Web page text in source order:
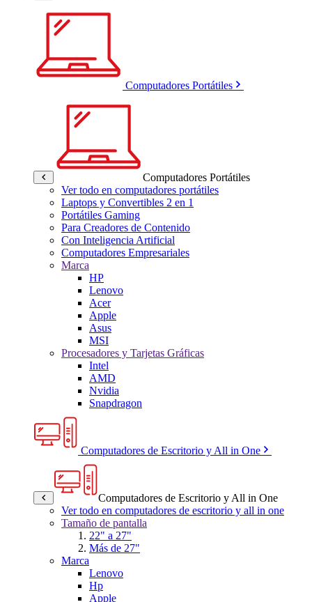
Computadores Portátiles
Computadores Portátiles
Ver todo en computadores portátiles
Laptops y Convertibles 2 en 1
Portátiles Gaming
Para Creadores de Contenido
Con Inteligencia Artificial
Computadores Empresariales
Marca
HP
Lenovo
Acer
Apple
Asus
MSI
Procesadores y Tarjetas Gráficas
Intel
AMD
Nvidia
Snapdragon
Computadores de Escritorio y All in One
Computadores de Escritorio y All in One
Ver todo en computadores de escritorio y all in one
Tamaño de pantalla
22" a 27"
Más de 27"
Marca
Lenovo
Hp
Apple